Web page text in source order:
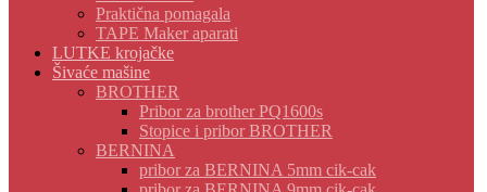
Praktična pomagala
TAPE Maker aparati
LUTKE krojačke
Šivaće mašine
BROTHER
Pribor za brother PQ1600s
Stopice i pribor BROTHER
BERNINA
pribor za BERNINA 5mm cik-cak